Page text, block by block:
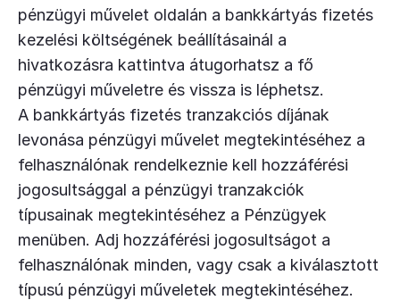
pénzügyi művelet oldalán a bankkártyás fizetés
kezelési költségének beállításainál a
hivatkozásra kattintva átugorhatsz a fő
pénzügyi műveletre és vissza is léphetsz.
A bankkártyás fizetés tranzakciós díjának
levonása pénzügyi művelet megtekintéséhez a
felhasználónak rendelkeznie kell hozzáférési
jogosultsággal a pénzügyi tranzakciók
típusainak megtekintéséhez a Pénzügyek
menüben. Adj hozzáférési jogosultságot a
felhasználónak minden, vagy csak a kiválasztott
típusú pénzügyi műveletek megtekintéséhez.